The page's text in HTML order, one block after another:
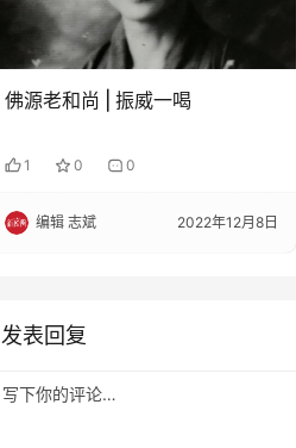
佛源老和尚 | 振威一喝
1 0 0
编辑 志斌 2022年12月8日
发表回复